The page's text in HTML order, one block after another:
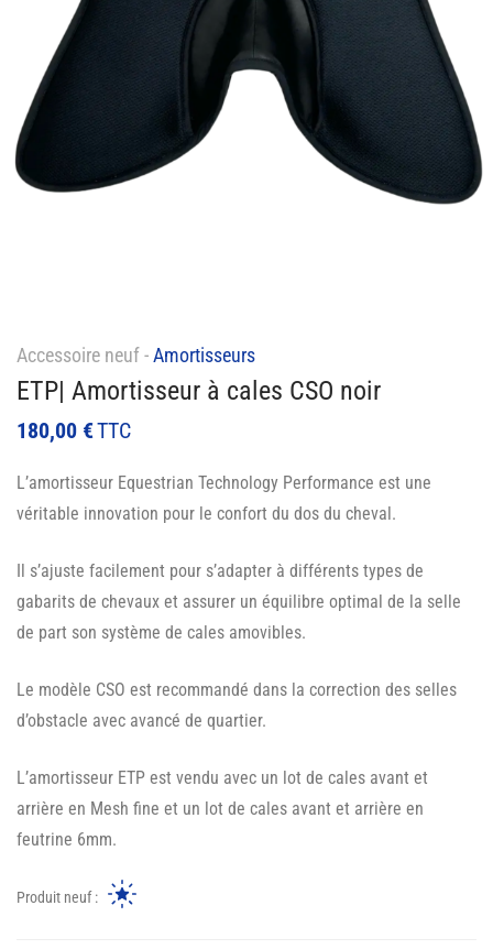
Accessoire neuf -Amortisseurs
ETP| Amortisseur à cales CSO noir
180,00 €TTC
L’amortisseur Equestrian Technology Performance est une
véritable innovation pour le confort du dos du cheval.
Il s’ajuste facilement pour s’adapter à différents types de
gabarits de chevaux et assurer un équilibre optimal de la selle
de part son système de cales amovibles.
Le modèle CSO est recommandé dans la correction des selles
d’obstacle avec avancé de quartier.
L’amortisseur ETP est vendu avec un lot de cales avant et
arrière en Mesh fine et un lot de cales avant et arrière en
feutrine 6mm.
Produit neuf :